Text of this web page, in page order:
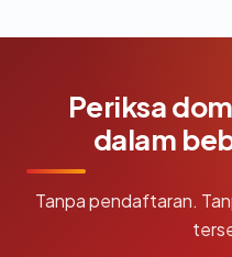
Periksa
dalam
Tanpa pendaftaran.